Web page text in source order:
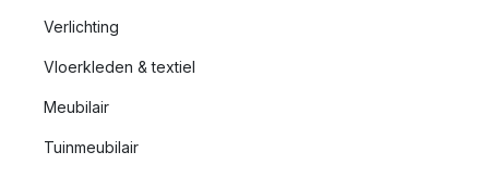
Verlichting
Vloerkleden & textiel
Meubilair
Tuinmeubilair